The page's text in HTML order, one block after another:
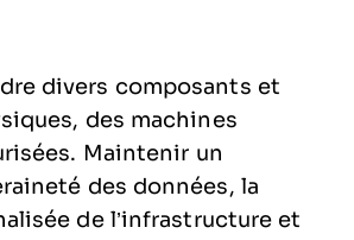
divers composants et
des machines
Maintenir un
des données, la
de l’infrastructure et